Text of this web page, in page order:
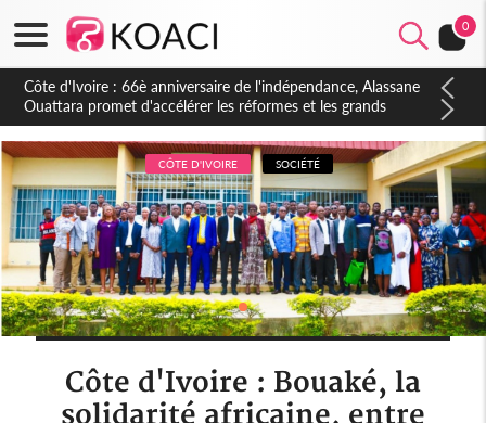
0
CÔTE D'IVOIRE SOCIÉTÉ
Côte d'Ivoire : Bouaké, la
solidarité africaine, entre